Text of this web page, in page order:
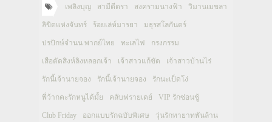
เพลิงบุญ สามีตีตรา สงครามนางฟ้า วิมานเมขลา
ลิขิตแห่งจันทร์ ร้อยเล่ห์มารยา มธุรสโลกันตร์
ปรปักษ์จำนน พากย์ไทย ทะเลไฟ กรงกรรม
เสือตัดสิงห์ลิงหลอกเจ้า เจ้าสาวแก้ขัด เจ้าสาวบ้านไร่
รักนี้เจ้านายจอง รักนี้เจ้านายจอง รักนะเป็ดโง่
พี่ว้ากคะรักหนูได้มั้ย คลับฟรายเดย์ VIP รักซ่อนชู้
Club Friday ออกแบบรักฉบับพิเศษ วุ่นรักทายาทพันล้าน